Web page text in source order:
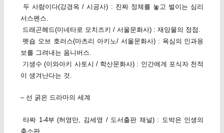
두 사람이다(강경옥 / 시공사) : 진짜 정체를 놓고 벌이는 심리
서스펜스.
드래곤헤드(미네타로 모치즈키 / 서울문화사) : 재앙물의 정점.
펫숍 오브 호러스(마츠리 아키노/ 서울문화사) : 욕심의 인과응
보를 그려내는 옴니버스.
기생수 (이와아키 사토시 / 학산문화사) : 인간에게 포식자 천적
이 생겨난다는 것.
– 선 굵은 드라마의 세계
타짜 1-4부 (허영만, 김세영 / 도서출판 채널) : 도박은 인생의
축소판.